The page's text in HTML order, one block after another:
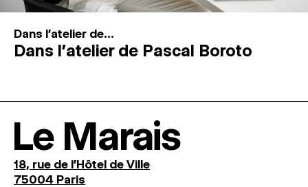
Dans l'atelier de...
Dans l’atelier de Pascal Boroto
Le Marais
18, rue de l'Hôtel de Ville
75004 Paris